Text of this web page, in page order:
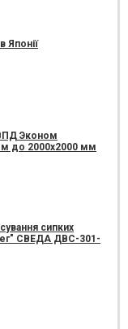
Японії
Эконом
до 2000х2000 мм
сипких
СВЕДА ДВС-301-